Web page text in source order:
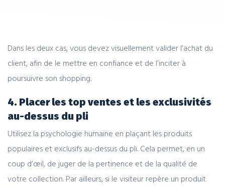
Dans les deux cas, vous devez visuellement valider l’achat du
client, afin de le mettre en confiance et de l’inciter à
poursuivre son shopping.
4. Placer les top ventes et les exclusivités
au-dessus du pli
Utilisez la psychologie humaine en plaçant les produits
populaires et exclusifs au-dessus du pli. Cela permet, en un
coup d’œil, de juger de la pertinence et de la qualité de
votre collection. Par ailleurs, si le visiteur repère un produit